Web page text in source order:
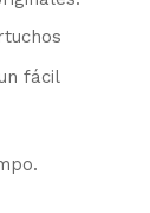
fácil